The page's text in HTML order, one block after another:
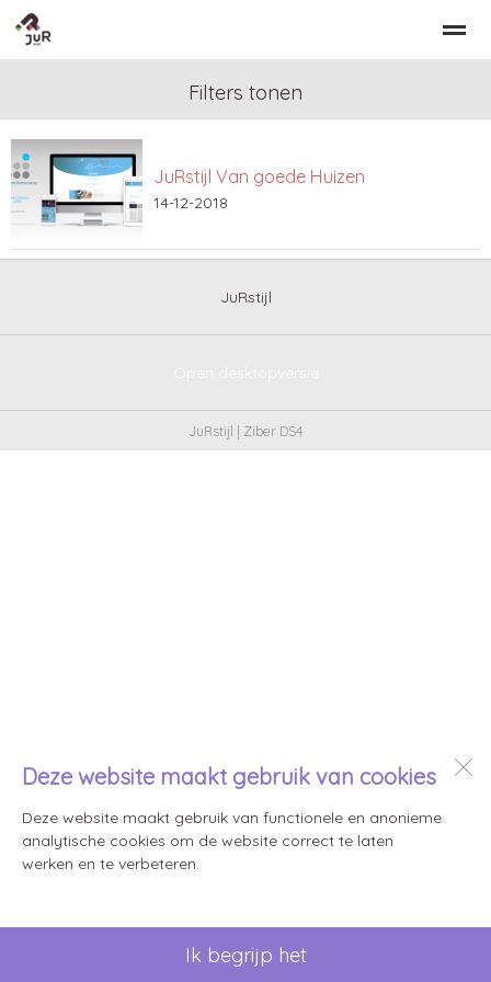
Home Zoeken Nieuws
Deze website maakt gebruik van cookies
Deze website maakt gebruik van functionele en anonieme
analytische cookies om de website correct te laten
werken en te verbeteren.
Ik begrijp het
Filters tonen
JuRstijl Van goede Huizen
14-12-2018
JuRstijl
JuRstijl | Ziber DS4